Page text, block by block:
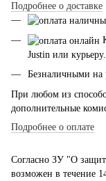
Подробнее о доставке
Justin или курьеру.
Безналичными на
При любом из
дополнительные
Подробнее о оплате
Согласно ЗУ "О
возможен в течение